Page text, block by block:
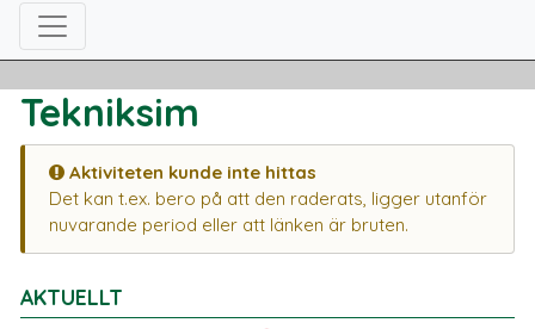
AKTUELLT
Tekniksim
Aktiviteten kunde inte hittas
Det kan t.ex. bero på att den raderats, ligger utanför
nuvarande period eller att länken är bruten.